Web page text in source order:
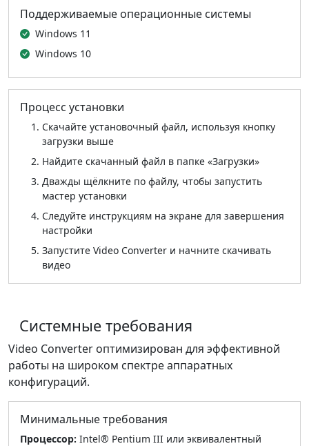
Поддерживаемые операционные системы
Windows 11
Windows 10
Процесс установки
Скачайте установочный файл, используя кнопку
загрузки выше
Найдите скачанный файл в папке «Загрузки»
Дважды щёлкните по файлу, чтобы запустить
мастер установки
Следуйте инструкциям на экране для завершения
настройки
Запустите Video Converter и начните скачивать
видео
Системные требования
Video Converter оптимизирован для эффективной
работы на широком спектре аппаратных
конфигураций.
Минимальные требования
Процессор: Intel® Pentium III или эквивалентный